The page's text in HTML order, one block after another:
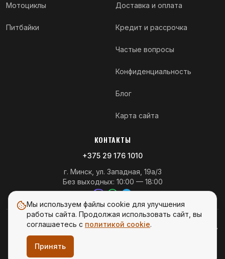
Мотоциклы
Питбайки
Доставка и оплата
Кредит и рассрочка
Частые вопросы
Конфиденциальность
Блог
Карта сайта
КОНТАКТЫ
+375 29 176 1010
г. Минск, ул. Западная, 19а/3
Без выходных: 10:00 — 18:00
© 2026 ENDUROMOTO.BY — Эндуро мотоциклы в Беларуси
ООО «Энерджи Ритейл», 220140, Республика Беларусь, 220035, г. Минск,
ул. Тимирязева 65Б, пом. 109 оф. 7, УНП 193664631. Дата регистрации в
Мы используем файлы cookie для улучшения
работы сайта. Продолжая использовать сайт, вы
соглашаетесь с политикой cookie.
Принять